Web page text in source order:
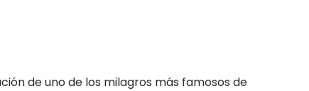
de uno de los milagros más famosos de